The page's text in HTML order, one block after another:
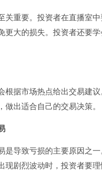
关重要。投资者在直播室
更大的损失。投资者还要
根据市场热点给出交易建
出适合自己的交易决策。
是导致亏损的主要原因之
剧烈波动时，投资者要理